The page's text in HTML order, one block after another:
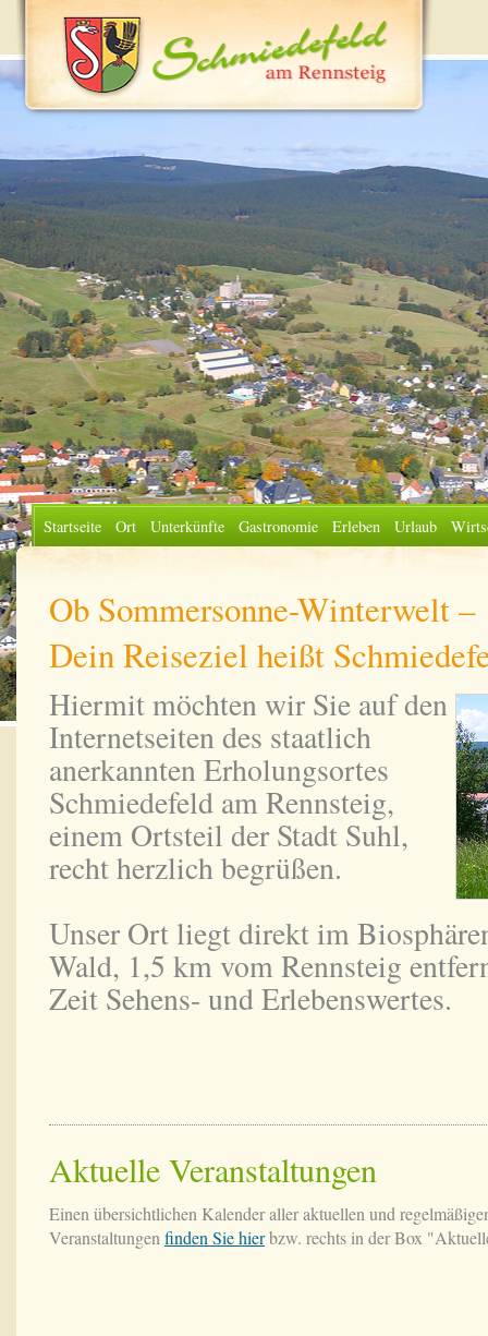
Startseite Ort Unterkünfte Gastronomie Erleben Urlaub
Ob Sommersonne-Winterwelt –
Dein Reiseziel heißt
Hiermit möchten wir Sie auf den
Internetseiten des staatlich
anerkannten Erholungsortes
Schmiedefeld am Rennsteig,
einem Ortsteil der Stadt Suhl,
recht herzlich begrüßen.
Unser Ort liegt direkt im
Wald, 1,5 km vom Rennsteig
Zeit Sehens- und Erlebenswertes.
Aktuelle Veranstaltungen
Einen übersichtlichen Kalender aller aktuellen und
Veranstaltungen finden Sie hierbzw. rechts in der Box